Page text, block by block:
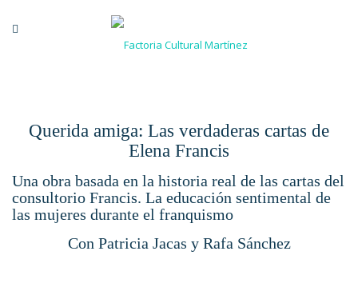
Querida amiga: Las verdaderas cartas de
Elena Francis
Una obra basada en la historia real de las cartas del
consultorio Francis. La educación sentimental de
las mujeres durante el franquismo
Con Patricia Jacas y Rafa Sánchez